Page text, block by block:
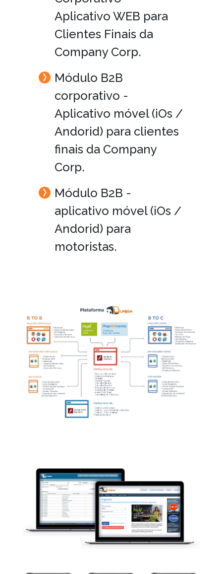
Aplicativo WEB para
Clientes Finais da
Company Corp.
Módulo B2B
corporativo -
Aplicativo móvel (iOs /
Andorid) para clientes
finais da Company
Corp.
Módulo B2B -
aplicativo móvel (iOs /
Andorid) para
motoristas.